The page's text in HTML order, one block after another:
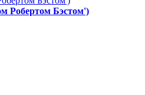
Робертом Бэстом')